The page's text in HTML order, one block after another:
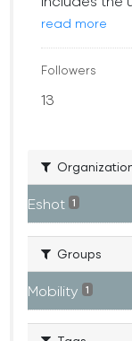
read more
Followers
13
Eshot 1
Groups
Mobility 1